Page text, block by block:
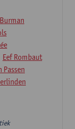
Eef Rombaut
Passen